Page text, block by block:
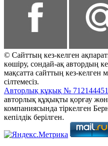
© Сайттың кез-келген
көшіру, сондай-ақ автордың
мақсатта сайттың кез-келген
сілтемесіз.
Авторлық құқық № 712144451
авторлық құқықты қорғау
компаниясында тіркелген
кепілдік берілген.